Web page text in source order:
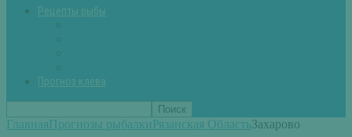
Рецепты рыбы
Прогноз клева
ГлавнаяПрогнозы рыбалкиРязанская ОбластьЗахарово